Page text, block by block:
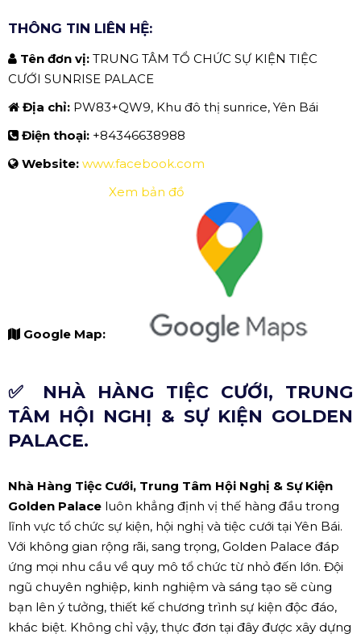
THÔNG TIN LIÊN HỆ:
Tên đơn vị: TRUNG TÂM TỔ CHỨC SỰ KIỆN TIỆC
CƯỚI SUNRISE PALACE
Địa chỉ: PW83+QW9, Khu đô thị sunrice, Yên Bái
Điện thoại: +84346638988
Website: www.facebook.com
Google Map:
Xem bản đồ
✅ NHÀ HÀNG TIỆC CƯỚI, TRUNG
TÂM HỘI NGHỊ & SỰ KIỆN GOLDEN
PALACE.
Nhà Hàng Tiệc Cưới, Trung Tâm Hội Nghị & Sự Kiện
Golden Palace luôn khẳng định vị thế hàng đầu trong
lĩnh vực tổ chức sự kiện, hội nghị và tiệc cưới tại Yên Bái.
Với không gian rộng rãi, sang trọng, Golden Palace đáp
ứng mọi nhu cầu về quy mô tổ chức từ nhỏ đến lớn. Đội
ngũ chuyên nghiệp, kinh nghiệm và sáng tạo sẽ cùng
bạn lên ý tưởng, thiết kế chương trình sự kiện độc đáo,
khác biệt. Không chỉ vậy, thực đơn tại đây được xây dựng